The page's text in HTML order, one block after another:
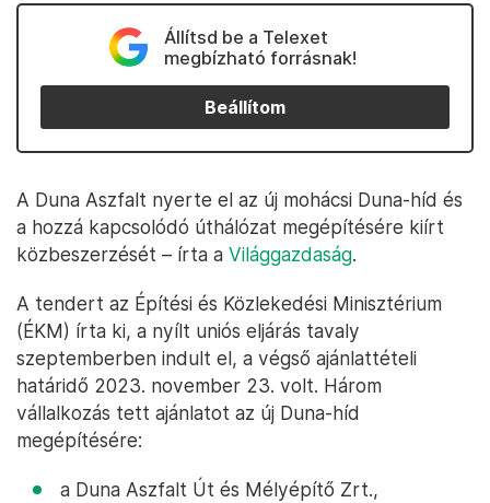
Állítsd be a Telexet
megbízható forrásnak!
Beállítom
A Duna Aszfalt nyerte el az új mohácsi Duna-híd és
a hozzá kapcsolódó úthálózat megépítésére kiírt
közbeszerzését – írta a Világgazdaság.
A tendert az Építési és Közlekedési Minisztérium
(ÉKM) írta ki, a nyílt uniós eljárás tavaly
szeptemberben indult el, a végső ajánlattételi
határidő 2023. november 23. volt. Három
vállalkozás tett ajánlatot az új Duna-híd
megépítésére:
a Duna Aszfalt Út és Mélyépítő Zrt.,